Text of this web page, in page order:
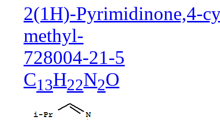
2(1H)-Pyrimidinone,4-
methyl-
728004-21-5
C13H22N2O